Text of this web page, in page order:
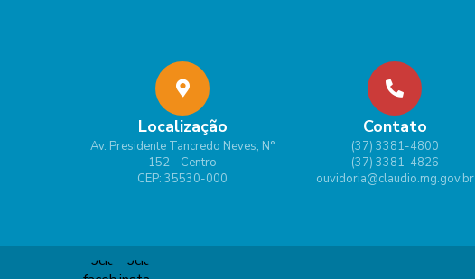
Localização
Av. Presidente Tancredo Neves, N°
152 - Centro
CEP: 35530-000
Contato
(37) 3381-4800
(37) 3381-4826
ouvidoria@claudio.mg.gov.br